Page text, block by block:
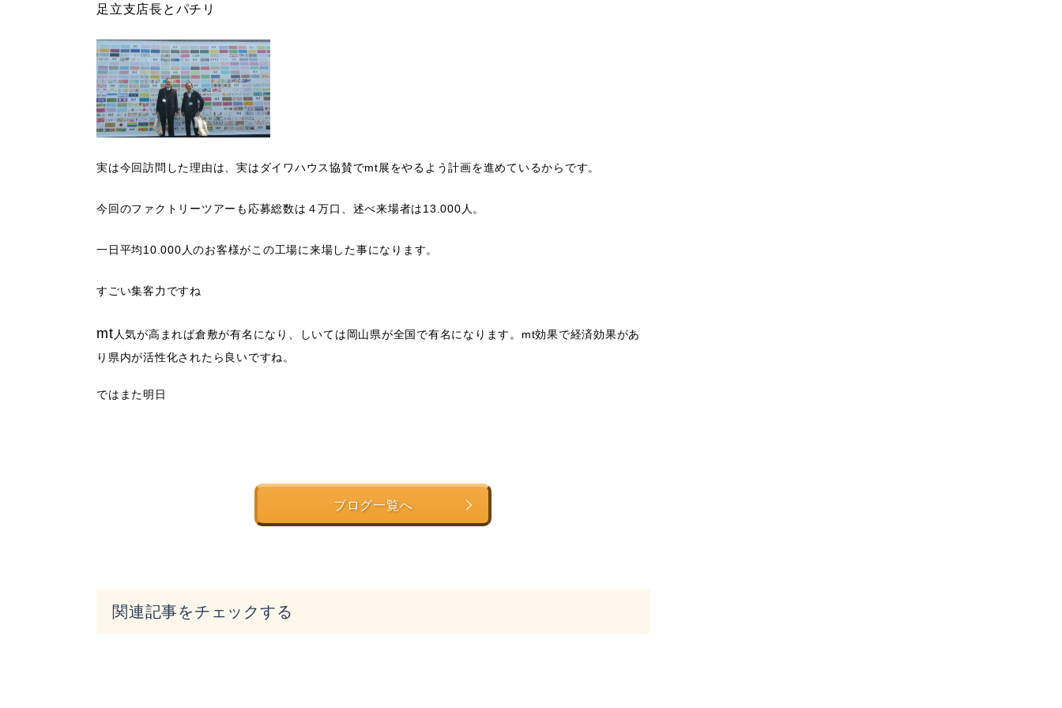
足立支店長とパチリ
実は今回訪問した理由は、実はダイワハウス協賛でmt展をやるよう計画を進めているからです。
今回のファクトリーツアーも応募総数は４万口、述べ来場者は13.000人。
一日平均10.000人のお客様がこの工場に来場した事になります。
すごい集客力ですね
mt 人気が高まれば倉敷が有名になり、しいては岡山県が全国で有名になります。mt効果で経済効果があ
り県内が活性化されたら良いですね。
ではまた明日
ブログ一覧へ
関連記事をチェックする